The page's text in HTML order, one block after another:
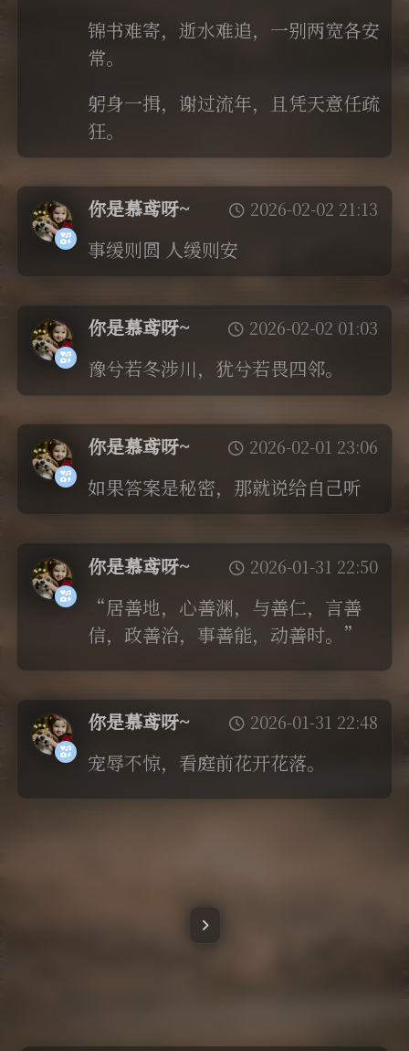
锦书难寄，逝水难追，一别两宽各安
常。
躬身一揖，谢过流年，且凭天意任疏
狂。
你是慕鸢呀~ 2026-02-02 21:13
事缓则圆 人缓则安
你是慕鸢呀~ 2026-02-02 01:03
豫兮若冬涉川，犹兮若畏四邻。
你是慕鸢呀~ 2026-02-01 23:06
如果答案是秘密，那就说给自己听
你是慕鸢呀~ 2026-01-31 22:50
“居善地，心善渊，与善仁，言善
信，政善治，事善能，动善时。”
你是慕鸢呀~ 2026-01-31 22:48
宠辱不惊，看庭前花开花落。